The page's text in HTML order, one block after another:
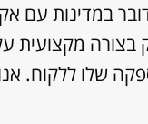
במדינות עם
מקצועית על
שלו ללקוח. אנו